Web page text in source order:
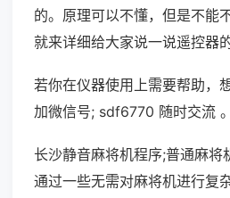
的。原理可以不懂，但是不能
就来详细给大家说一说遥控器
若你在仪器使用上需要帮助，
加微信号; sdf6770 随时交流 。
长沙静音麻将机程序;普通麻将
通过一些无需对麻将机进行复